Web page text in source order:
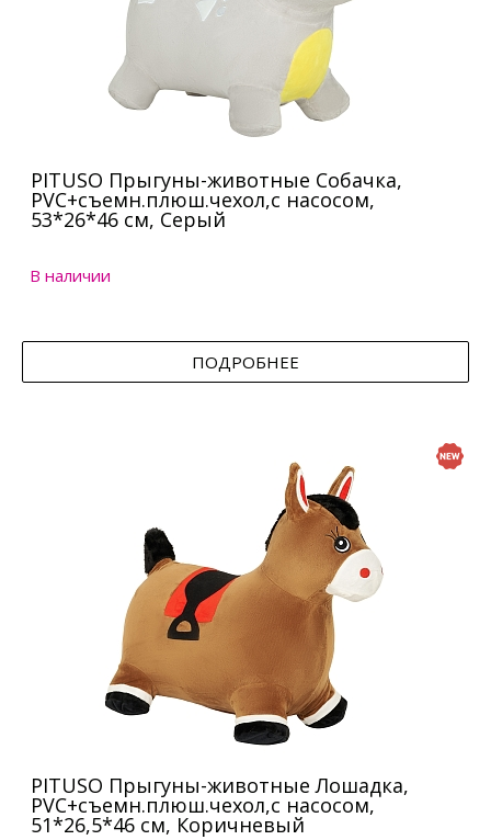
PITUSO Прыгуны-животные Собачка,
PVC+съемн.плюш.чехол,с насосом,
53*26*46 см, Серый
В наличии
ПОДРОБНЕЕ
PITUSO Прыгуны-животные Лошадка,
PVC+съемн.плюш.чехол,с насосом,
51*26,5*46 см, Коричневый